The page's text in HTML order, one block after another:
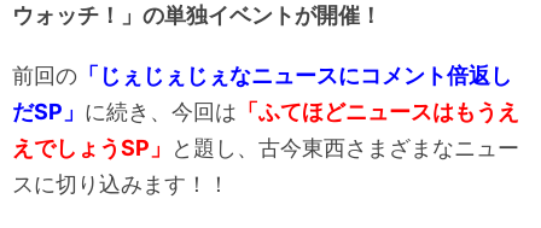
ウォッチ！」の単独イベントが開催！
前回の 「じぇじぇじぇなニュースにコメント倍返し
だSP」 に続き、今回は 「ふてほどニュースはもうえ
えでしょうSP」
と題し、古今東西さまざまなニュー
スに切り込みます！！